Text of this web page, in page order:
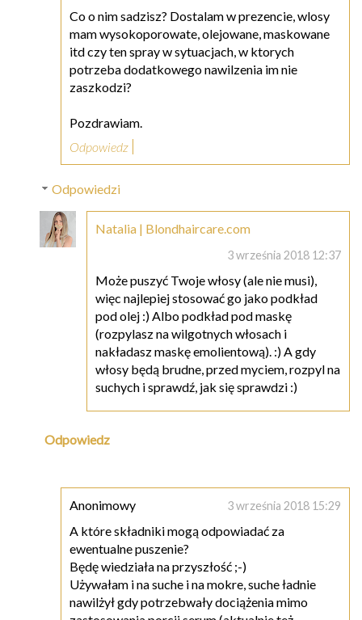
Co o nim sadzisz? Dostalam w prezencie, wlosy
mam wysokoporowate, olejowane, maskowane
itd czy ten spray w sytuacjach, w ktorych
potrzeba dodatkowego nawilzenia im nie
zaszkodzi?
Pozdrawiam.
Odpowiedz
Odpowiedzi
Natalia | Blondhaircare.com
3 września 2018 12:37
Może puszyć Twoje włosy (ale nie musi),
więc najlepiej stosować go jako podkład
pod olej :) Albo podkład pod maskę
(rozpylasz na wilgotnych włosach i
nakładasz maskę emolientową). :) A gdy
włosy będą brudne, przed myciem, rozpyl na
suchych i sprawdź, jak się sprawdzi :)
Odpowiedz
Anonimowy 3 września 2018 15:29
A które składniki mogą odpowiadać za
ewentualne puszenie?
Będę wiedziała na przyszłość ;-)
Używałam i na suche i na mokre, suche ładnie
nawilżył gdy potrzebwały dociążenia mimo